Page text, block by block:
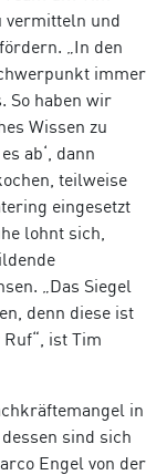
vermitteln und
„In den
immer
So haben wir
Wissen zu
ab‘, dann
teilweise
eingesetzt
lohnt sich,
„Das Siegel
denn diese ist
ist Tim
in
sind sich
Engel von der